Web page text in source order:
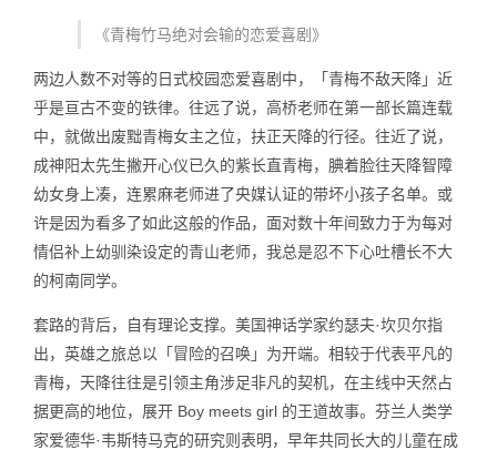
《青梅竹马绝对会输的恋爱喜剧》
两边人数不对等的日式校园恋爱喜剧中，「青梅不敌天降」近
乎是亘古不变的铁律。往远了说，高桥老师在第一部长篇连载
中，就做出废黜青梅女主之位，扶正天降的行径。往近了说，
成神阳太先生撇开心仪已久的紫长直青梅，腆着脸往天降智障
幼女身上凑，连累麻老师进了央媒认证的带坏小孩子名单。或
许是因为看多了如此这般的作品，面对数十年间致力于为每对
情侣补上幼驯染设定的青山老师，我总是忍不下心吐槽长不大
的柯南同学。
套路的背后，自有理论支撑。美国神话学家约瑟夫·坎贝尔指
出，英雄之旅总以「冒险的召唤」为开端。相较于代表平凡的
青梅，天降往往是引领主角涉足非凡的契机，在主线中天然占
据更高的地位，展开 Boy meets girl 的王道故事。芬兰人类学
家爱德华·韦斯特马克的研究则表明，早年共同长大的儿童在成